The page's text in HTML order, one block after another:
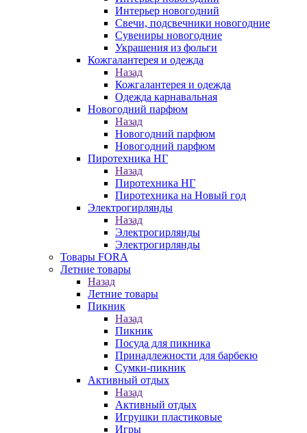
Интерьер новогодний
Свечи, подсвечники новогодние
Сувениры новогодние
Украшения из фольги
Кожгалантерея и одежда
Назад
Кожгалантерея и одежда
Одежда карнавальная
Новогодний парфюм
Назад
Новогодний парфюм
Новогодний парфюм
Пиротехника НГ
Назад
Пиротехника НГ
Пиротехника на Новый год
Электрогирлянды
Назад
Электрогирлянды
Электрогирлянды
Товары FORA
Летние товары
Назад
Летние товары
Пикник
Назад
Пикник
Посуда для пикника
Принадлежности для барбекю
Сумки-пикник
Активный отдых
Назад
Активный отдых
Игрушки пластиковые
Игры